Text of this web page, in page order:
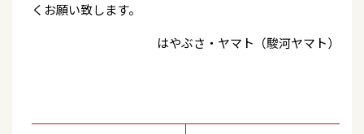
くお願い致します。
はやぶさ・ヤマト（駿河ヤマト）